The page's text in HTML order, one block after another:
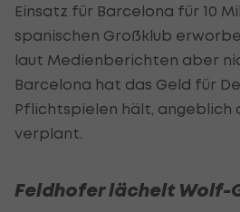
Einsatz für Barcelona für 10
spanischen Großklub
laut Medienberichten aber
Barcelona hat das Geld für
Pflichtspielen hält, angeblich
verplant.
Feldhofer lächelt Wolf-